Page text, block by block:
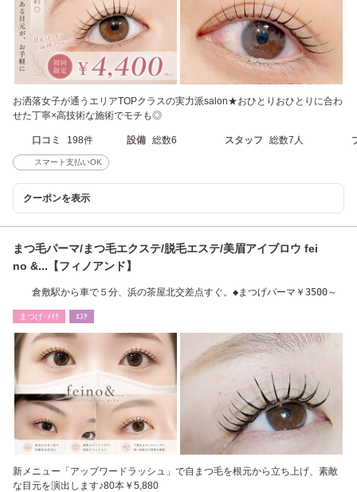
お洒落女子が通うエリアTOPクラスの実力派salon★おひとりおひとりに合わ
せた丁寧×高技術な施術でモチも◎
口コミ 198件 設備 総数6 スタッフ 総数7人
スマート支払いOK
クーポンを表示
まつ毛パーマ/まつ毛エクステ/脱毛エステ/美眉アイブロウ fei
no &...【フィノアンド】
倉敷駅から車で５分、浜の茶屋北交差点すぐ。◆まつげパーマ￥3500～
まつげ･ﾒｲｸ ｴｽﾃ
新メニュー「アップワードラッシュ」で自まつ毛を根元から立ち上げ、素敵
な目元を演出します♪80本￥5,880